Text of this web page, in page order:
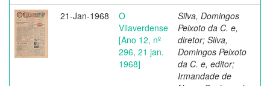
21-Jan-1968
O
Vilaverdense
[Ano 12, nº
296, 21 jan.
1968]
Silva, Domingos
Peixoto da C. e,
diretor; Silva,
Domingos Peixoto
da C. e, editor;
Irmandade de